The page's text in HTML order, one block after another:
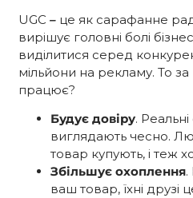
UGC – це як сарафанне
вирішує головні болі
виділитися серед
мільйони на рекламу. То за
працює?
Будує довіру.
виглядають чесно.
товар купують, і теж
Збільшує охоплення.
ваш товар, їхні друзі